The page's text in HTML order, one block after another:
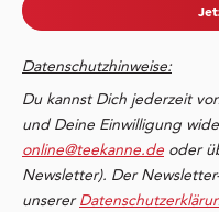
Datenschutzhinweise:
Du kannst Dich jederzeit
und Deine Einwilligung
online@teekanne.de oder
Newsletter). Der
unserer